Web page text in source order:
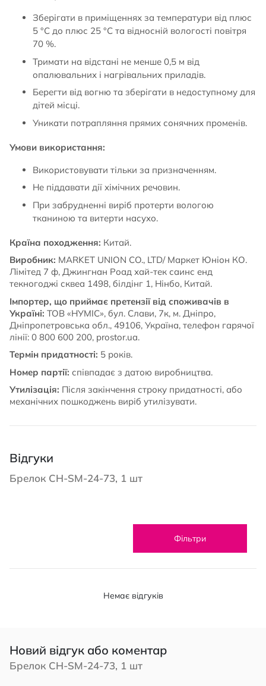
Зберігати в приміщеннях за температури від плюс
5 °С до плюс 25 °С та відносній вологості повітря
70 %.
Тримати на відстані не менше 0,5 м від
опалювальних і нагрівальних приладів.
Берегти від вогню та зберігати в недоступному для
дітей місці.
Уникати потрапляння прямих сонячних променів.
Умови використання:
Використовувати тільки за призначенням.
Не піддавати дії хімічних речовин.
При забрудненні виріб протерти вологою
тканиною та витерти насухо.
Країна походження: Китай.
Виробник: MARKET UNION CO., LTD/ Маркет Юніон КО.
Лімітед 7 ф, Джингнан Роад хай-тек саинс енд
текногоджі сквеа 1498, білдінг 1, Нінбо, Китай.
Імпортер, що приймає претензії від споживачів в
Україні: ТОВ «НУМІС», бул. Слави, 7к, м. Дніпро,
Дніпропетровська обл., 49106, Україна, телефон гарячої
лінії: 0 800 600 200, prostor.ua.
Термін придатності: 5 років.
Номер партії: співпадає з датою виробництва.
Утилізація: Після закінчення строку придатності, або
механічних пошкоджень виріб утилізувати.
Відгуки
Брелок CH-SM-24-73, 1 шт
Фільтри
Немає відгуків
Новий відгук або коментар
Брелок CH-SM-24-73, 1 шт